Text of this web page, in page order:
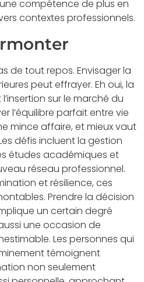
compétence de plus en
contextes professionnels.
de tout repos. Envisager la
peut effrayer. Eh oui, la
sur le marché du
l’équilibre parfait entre vie
mince affaire, et mieux vaut
défis incluent la gestion
études académiques et
réseau professionnel.
et résilience, ces
Prendre la décision
un certain degré
une occasion de
Les personnes qui
témoignent
non seulement